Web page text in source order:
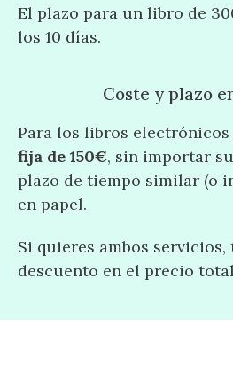
El plazo para un libro de
los 10 días.
Coste y plazo
Para los libros
fija de 150€, sin importar
plazo de tiempo similar (o
en papel.
Si quieres ambos
descuento en el precio